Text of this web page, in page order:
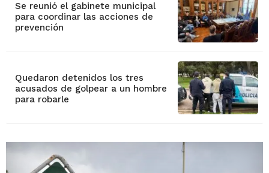
Se reunió el gabinete municipal
para coordinar las acciones de
prevención
Quedaron detenidos los tres
acusados de golpear a un hombre
para robarle